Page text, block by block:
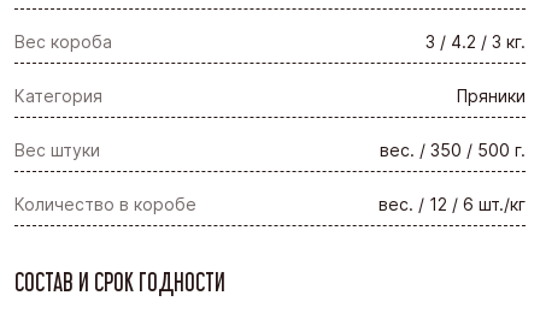
Вес короба 3 / 4.2 / 3 кг.
Категория Пряники
Вес штуки вес. / 350 / 500 г.
Количество в коробе вес. / 12 / 6 шт./кг
СОСТАВ И СРОК ГОДНОСТИ